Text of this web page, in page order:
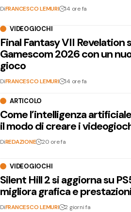
DiFRANCESCO LEMURI 14 ore fa
VIDEOGIOCHI
Final Fantasy VII Revelation
Gamescom 2026 con un
gioco
DiFRANCESCO LEMURI 14 ore fa
ARTICOLO
Come l’intelligenza
il modo di creare i
DiREDAZIONE 20 ore fa
VIDEOGIOCHI
Silent Hill 2 si aggiorna su
migliora grafica e
DiFRANCESCO LEMURI 2 giorni fa